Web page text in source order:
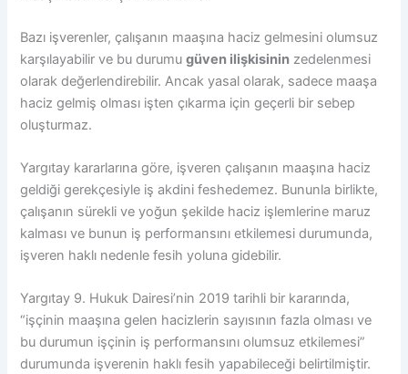
Bazı işverenler, çalışanın maaşına haciz gelmesini olumsuz
karşılayabilir ve bu durumugüven ilişkisinin zedelenmesi
olarak değerlendirebilir. Ancak yasal olarak, sadece maaşa
haciz gelmiş olması işten çıkarma için geçerli bir sebep
oluşturmaz.
Yargıtay kararlarına göre, işveren çalışanın maaşına haciz
geldiği gerekçesiyle iş akdini feshedemez. Bununla birlikte,
çalışanın sürekli ve yoğun şekilde haciz işlemlerine maruz
kalması ve bunun iş performansını etkilemesi durumunda,
işveren haklı nedenle fesih yoluna gidebilir.
Yargıtay 9. Hukuk Dairesi’nin 2019 tarihli bir kararında,
“işçinin maaşına gelen hacizlerin sayısının fazla olması ve
bu durumun işçinin iş performansını olumsuz etkilemesi”
durumunda işverenin haklı fesih yapabileceği belirtilmiştir.